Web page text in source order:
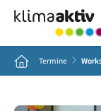
Home Termine